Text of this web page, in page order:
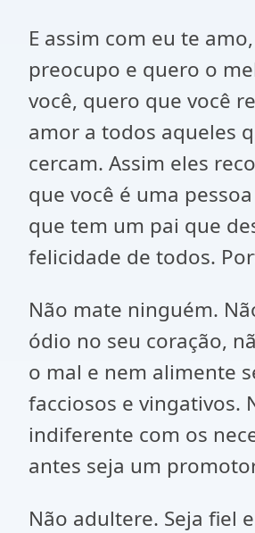
E assim com eu te
preocupo e quero o
você, quero que você
amor a todos aqueles
cercam. Assim eles
que você é uma
que tem um pai que
felicidade de todos.
Não mate ninguém.
ódio no seu coração,
o mal e nem alimente
facciosos e vingativos.
indiferente com os
antes seja um
Não adultere. Seja fiel